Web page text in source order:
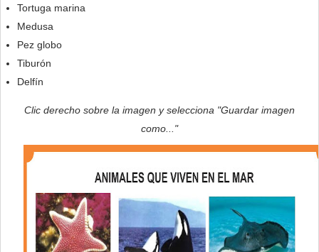
Tortuga marina
Medusa
Pez globo
Tiburón
Delfín
Clic derecho sobre la imagen y selecciona "Guardar imagen
como..."